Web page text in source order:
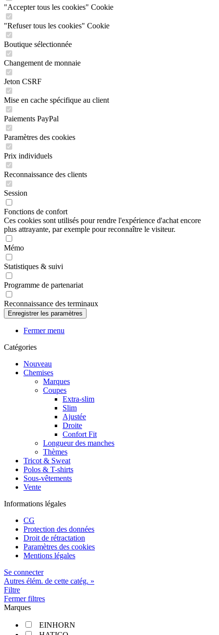
"Accepter tous les cookies" Cookie
"Refuser tous les cookies" Cookie
Boutique sélectionnée
Changement de monnaie
Jeton CSRF
Mise en cache spécifique au client
Paiements PayPal
Paramètres des cookies
Prix individuels
Reconnaissance des clients
Session
Fonctions de confort
Ces cookies sont utilisés pour rendre l'expérience d'achat encore
plus attrayante, par exemple pour reconnaître le visiteur.
Mémo
Statistiques & suivi
Programme de partenariat
Reconnaissance des terminaux
Fermer menu
Catégories
Nouveau
Chemises
Marques
Coupes
Extra-slim
Slim
Ajustée
Droite
Confort Fit
Longueur des manches
Thèmes
Tricot & Sweat
Polos & T-shirts
Sous-vêtements
Vente
Informations légales
CG
Protection des données
Droit de rétractation
Paramètres des cookies
Mentions légales
Se connecter
Autres élém. de cette catég. »
Filtre
Fermer filtres
Marques
EINHORN